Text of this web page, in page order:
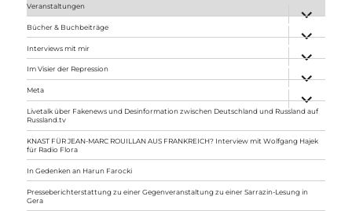
Veranstaltungen
anzeigen
Bücher & Buchbeiträge
anzeigen
Interviews mit mir
anzeigen
Im Visier der Repression
anzeigen
Meta
anzeigen
Livetalk über Fakenews und Desinformation zwischen Deutschland und Russland auf
Russland.tv
KNAST FÜR JEAN-MARC ROUILLAN AUS FRANKREICH? Interview mit Wolfgang Hajek
für Radio Flora
In Gedenken an Harun Farocki
Presseberichterstattung zu einer Gegenveranstaltung zu einer Sarrazin-Lesung in
Gera